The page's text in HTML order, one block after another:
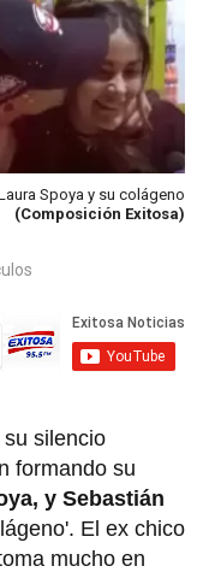
Spoya y su colágeno
(Composición Exitosa)
silencio
formando su
y Sebastián
El ex chico
mucho en